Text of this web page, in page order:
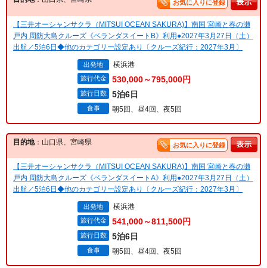
お気に入りに登録
【三井オーシャンサクラ（MITSUI OCEAN SAKURA)】南国 宮崎と春の瀬
戸内 周防大島クルーズ《ベランダスイートB》利用●2027年3月27日（土）
出航／5泊6日◆他のカテゴリー設定あり〔クルーズ紀行：2027年3月〕
出発地 横浜港
旅行代金 530,000～795,000円
旅行日数 5泊6日
食事 朝5回、昼4回、夜5回
目的地：山口県、宮崎県 お気に入りに登録
【三井オーシャンサクラ（MITSUI OCEAN SAKURA)】南国 宮崎と春の瀬
戸内 周防大島クルーズ《ベランダスイートA》利用●2027年3月27日（土）
出航／5泊6日◆他のカテゴリー設定あり〔クルーズ紀行：2027年3月〕
出発地 横浜港
旅行代金 541,000～811,500円
旅行日数 5泊6日
食事 朝5回、昼4回、夜5回